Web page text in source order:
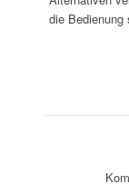
die